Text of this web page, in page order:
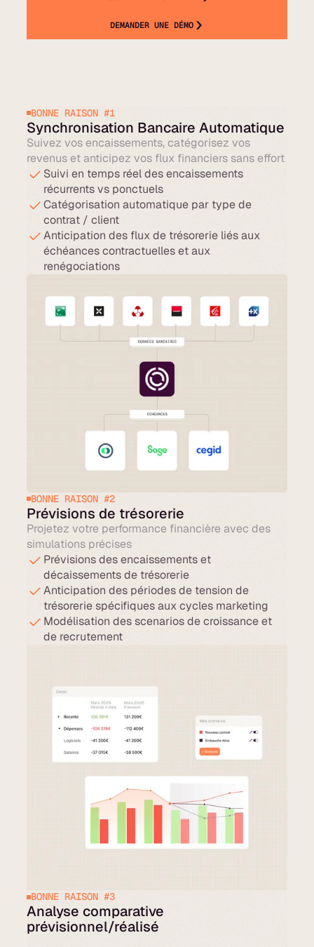
DEMANDER UNE DÉMO
BONNE RAISON #1
Synchronisation Bancaire Automatique
Suivez vos encaissements, catégorisez vos
revenus et anticipez vos flux financiers sans effort
Suivi en temps réel des encaissements
récurrents vs ponctuels
Catégorisation automatique par type de
contrat / client
Anticipation des flux de trésorerie liés aux
échéances contractuelles et aux
renégociations
BONNE RAISON #2
Prévisions de trésorerie
Projetez votre performance financière avec des
simulations précises
Prévisions des encaissements et
décaissements de trésorerie
Anticipation des périodes de tension de
trésorerie spécifiques aux cycles marketing
Modélisation des scenarios de croissance et
de recrutement
BONNE RAISON #3
Analyse comparative
prévisionnel/réalisé